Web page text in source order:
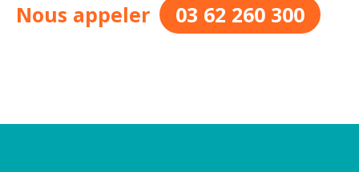
Nous appeler 03 62 260 300